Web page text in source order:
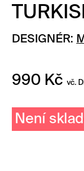
DESIGNÉR:
990 Kč vč.
Není